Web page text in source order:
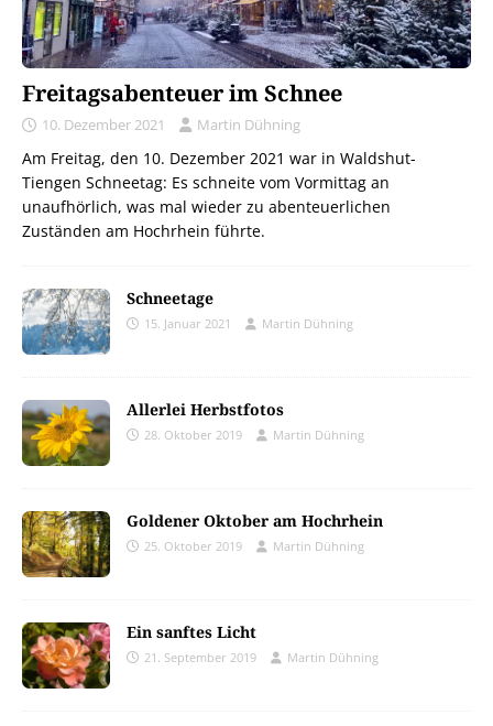
Freitagsabenteuer im Schnee
10. Dezember 2021 Martin Dühning
Am Freitag, den 10. Dezember 2021 war in Waldshut-
Tiengen Schneetag: Es schneite vom Vormittag an
unaufhörlich, was mal wieder zu abenteuerlichen
Zuständen am Hochrhein führte.
Schneetage
15. Januar 2021 Martin Dühning
Allerlei Herbstfotos
28. Oktober 2019 Martin Dühning
Goldener Oktober am Hochrhein
25. Oktober 2019 Martin Dühning
Ein sanftes Licht
21. September 2019 Martin Dühning